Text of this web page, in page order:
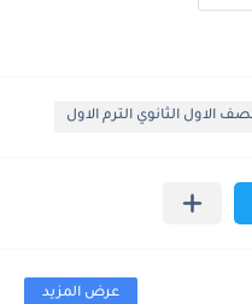
الاول الثانوي الترم الاول
عرض المزيد